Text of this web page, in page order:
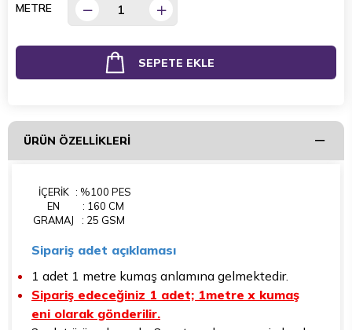
METRE
ÜRÜN ÖZELLIKLERI
İÇERİK : %100 PES
EN
: 160 CM
GRAMAJ
: 25 GSM
Sipariş adet açıklaması
1 adet 1 metre kumaş anlamına gelmektedir.
Sipariş edeceğiniz 1 adet; 1metre x kumaş
eni olarak gönderilir.